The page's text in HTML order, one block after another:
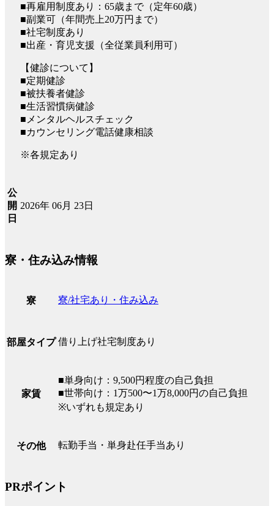
■再雇用制度あり：65歳まで（定年60歳）
■副業可（年間売上20万円まで）
■社宅制度あり
■出産・育児支援（全従業員利用可）
【健診について】
■定期健診
■被扶養者健診
■生活習慣病健診
■メンタルヘルスチェック
■カウンセリング電話健康相談
※各規定あり
公
開
日
2026年 06月 23日
寮・住み込み情報
寮 寮/社宅あり・住み込み
部屋タイプ 借り上げ社宅制度あり
家賃
■単身向け：9,500円程度の自己負担
■世帯向け：1万500〜1万8,000円の自己負担
※いずれも規定あり
その他 転勤手当・単身赴任手当あり
PRポイント